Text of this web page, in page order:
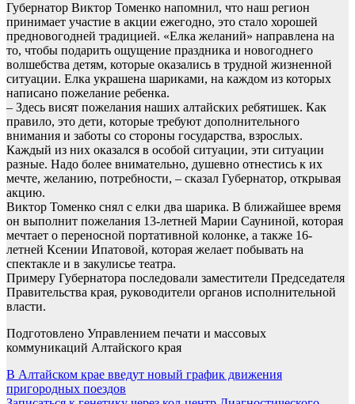
Губернатор Виктор Томенко напомнил, что наш регион
принимает участие в акции ежегодно, это стало хорошей
предновогодней традицией. «Елка желаний» направлена на
то, чтобы подарить ощущение праздника и новогоднего
волшебства детям, которые оказались в трудной жизненной
ситуации. Елка украшена шариками, на каждом из которых
написано пожелание ребенка.
– Здесь висят пожелания наших алтайских ребятишек. Как
правило, это дети, которые требуют дополнительного
внимания и заботы со стороны государства, взрослых.
Каждый из них оказался в особой ситуации, эти ситуации
разные. Надо более внимательно, душевно отнестись к их
мечте, желанию, потребности, – сказал Губернатор, открывая
акцию.
Виктор Томенко снял с елки два шарика. В ближайшее время
он выполнит пожелания 13-летней Марии Сауниной, которая
мечтает о переносной портативной колонке, а также 16-
летней Ксении Ипатовой, которая желает побывать на
спектакле и в закулисье театра.
Примеру Губернатора последовали заместители Председателя
Правительства края, руководители органов исполнительной
власти.
Подготовлено Управлением печати и массовых
коммуникаций Алтайского края
Навигация
по
В Алтайском крае введут новый график движения
пригородных поездов